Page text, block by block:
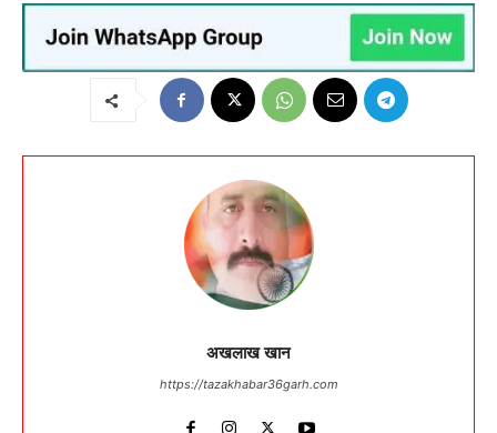
अखलाख खान
https://tazakhabar36garh.com